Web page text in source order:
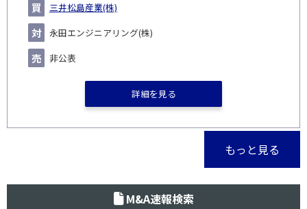
三井松島産業(株)
永田エンジニアリング(株)
非公表
詳細を見る
もっと見る
M&A速報検索